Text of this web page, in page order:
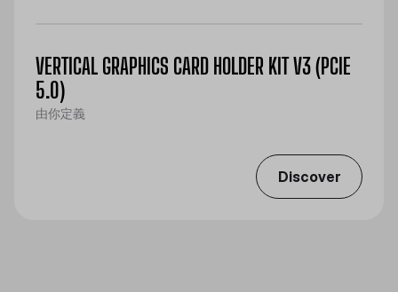
VERTICAL GRAPHICS CARD HOLDER KIT V3 (PCIE
5.0)
由你定義
Discover